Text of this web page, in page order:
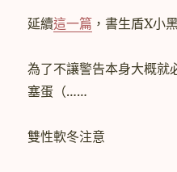
速
了
延續這一篇 ，書生盾X小
為了不讓警告本身大概就
塞蛋（……
雙性軟冬注意